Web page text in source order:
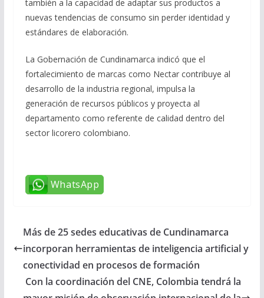
también a la capacidad de adaptar sus productos a
nuevas tendencias de consumo sin perder identidad y
estándares de elaboración.
La Gobernación de Cundinamarca indicó que el
fortalecimiento de marcas como Nectar contribuye al
desarrollo de la industria regional, impulsa la
generación de recursos públicos y proyecta al
departamento como referente de calidad dentro del
sector licorero colombiano.
WhatsApp
Más de 25 sedes educativas de Cundinamarca
incorporan herramientas de inteligencia artificial y
conectividad en procesos de formación
Con la coordinación del CNE, Colombia tendrá la